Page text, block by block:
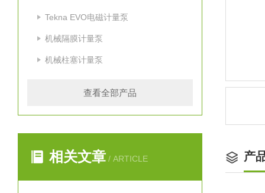
Tekna EVO电磁计量泵
机械隔膜计量泵
机械柱塞计量泵
查看全部产品
相关文章 / ARTICLE 产